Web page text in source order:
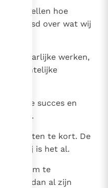
vertellen hoe
verbaasd over wat wij
werken,
gedrochtelijke
bode succes en
woord.
schieten te kort. De
is: Hij is het al.
om Hem te
groter dan al zijn